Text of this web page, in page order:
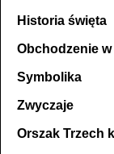
Historia święta
Obchodzenie
Symbolika
Zwyczaje
Orszak Trzech